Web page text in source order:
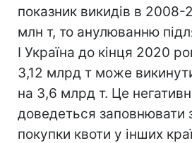
показник викидів в
млн т, то анулюванню
І Україна до кінця 2020
3,12 млрд т може
на 3,6 млрд т. Це
доведеться заповнювати
покупки квоти у інших